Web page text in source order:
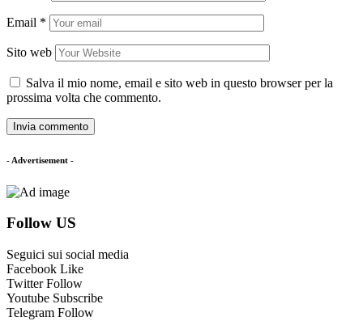
Email *
Sito web
Salva il mio nome, email e sito web in questo browser per la
prossima volta che commento.
- Advertisement -
Follow US
Seguici sui social media
Facebook Like
Twitter Follow
Youtube Subscribe
Telegram Follow